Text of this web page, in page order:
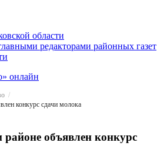
области
редакторами районных газет
онлайн
конкурс сдачи молока
объявлен конкурс